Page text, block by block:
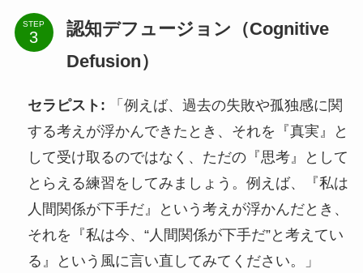
STEP
認知デフュージョン（Cognitive
Defusion）
セラピスト: 「例えば、過去の失敗や孤独感に関
する考えが浮かんできたとき、それを『真実』と
して受け取るのではなく、ただの『思考』として
とらえる練習をしてみましょう。例えば、『私は
人間関係が下手だ』という考えが浮かんだとき、
それを『私は今、“人間関係が下手だ”と考えてい
る』という風に言い直してみてください。」